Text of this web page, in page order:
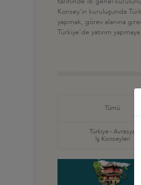
Konsey'in kuruluşunda
yapmak, görev alanına
Türkiye'de yatırım
Tümü
Türkiye - Avrasya
İş Konseyleri